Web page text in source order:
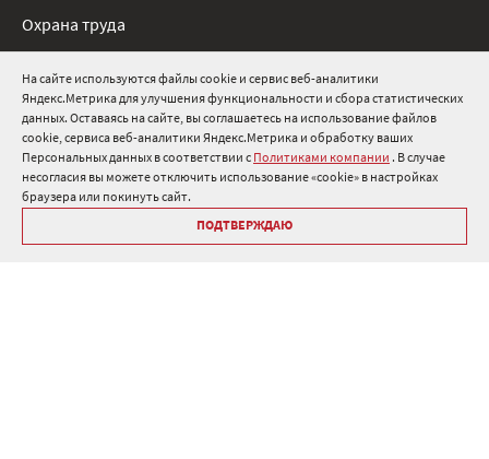
На сайте используются файлы cookie и сервис веб-аналитики
Яндекс.Метрика для улучшения функциональности и сбора статистических
данных. Оставаясь на сайте, вы соглашаетесь на использование файлов
cookie, сервиса веб-аналитики Яндекс.Метрика и обработку ваших
Персональных данных в соответствии с Политиками компании . В случае
несогласия вы можете отключить использование «cookie» в настройках
браузера или покинуть сайт.
ПОДТВЕРЖДАЮ
8 800 511 91 82
info@onduline.ru
Россия Беларусь Казахстан
Охрана труда